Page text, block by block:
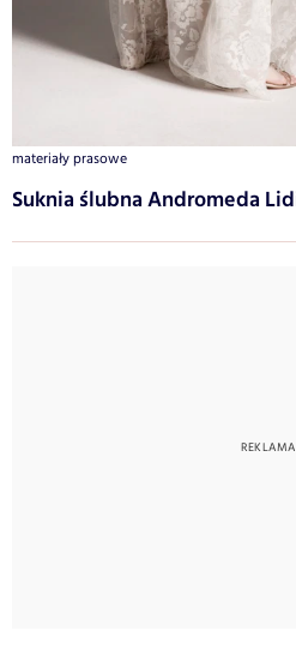
materiały prasowe
Suknia ślubna Andromeda